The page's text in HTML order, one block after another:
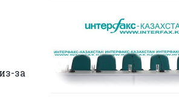
за